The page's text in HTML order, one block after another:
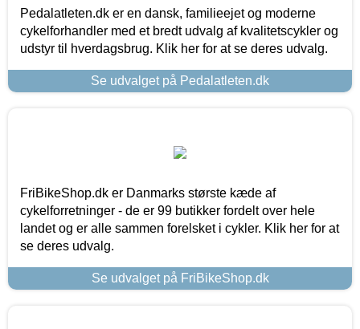
Pedalatleten.dk er en dansk, familieejet og moderne
cykelforhandler med et bredt udvalg af kvalitetscykler og
udstyr til hverdagsbrug. Klik her for at se deres udvalg.
Se udvalget på Pedalatleten.dk
FriBikeShop.dk er Danmarks største kæde af
cykelforretninger - de er 99 butikker fordelt over hele
landet og er alle sammen forelsket i cykler. Klik her for at
se deres udvalg.
Se udvalget på FriBikeShop.dk